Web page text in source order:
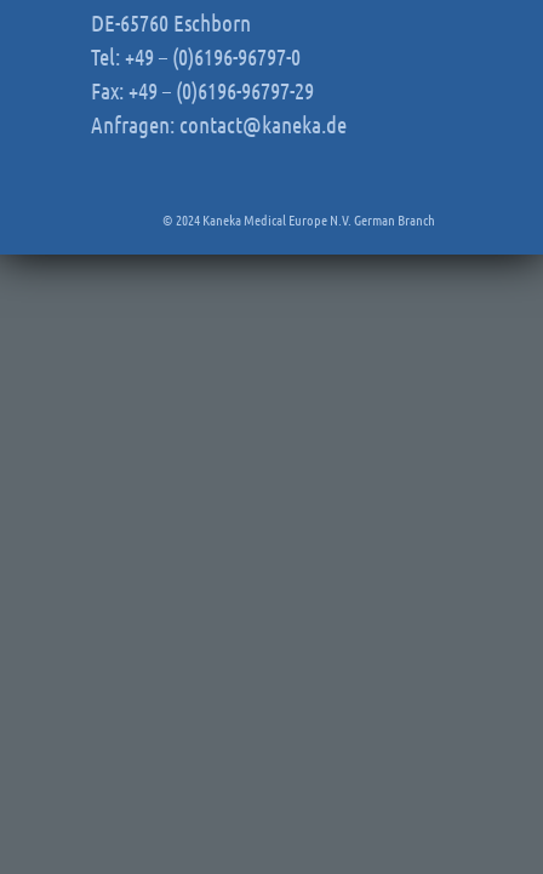
DE-65760 Eschborn
Tel: +49 – (0)6196-96797-0
Fax: +49 – (0)6196-96797-29
Anfragen: contact@kaneka.de
© 2024 Kaneka Medical Europe N.V. German Branch